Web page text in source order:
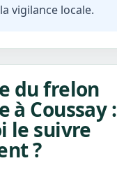
vigilance locale.
du frelon
à Coussay :
le suivre
?